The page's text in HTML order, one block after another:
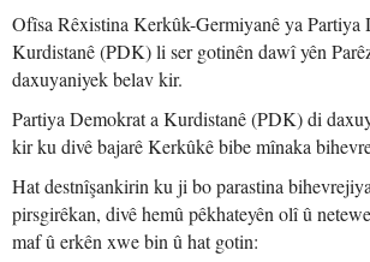
Ofîsa Rêxistina Kerkûk-Germiyanê ya Partiya
Kurdistanê (PDK) li ser gotinên dawî yên
daxuyaniyek belav kir.
Partiya Demokrat a Kurdistanê (PDK) di
kir ku divê bajarê Kerkûkê bibe mînaka
Hat destnîşankirin ku ji bo parastina
pirsgirêkan, divê hemû pêkhateyên olî û
maf û erkên xwe bin û hat gotin: